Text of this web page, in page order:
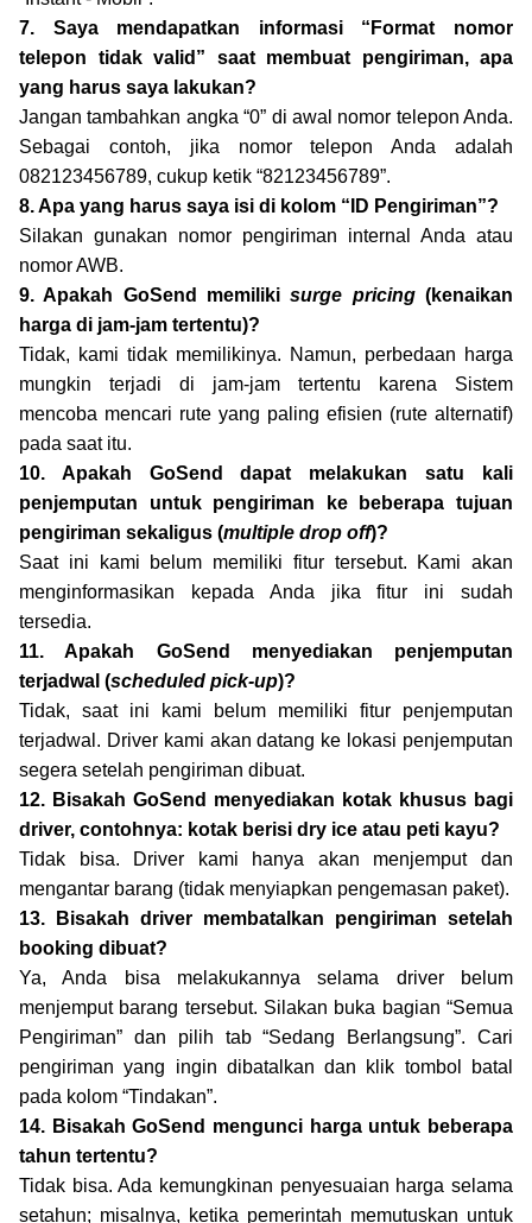
7. Saya mendapatkan informasi “Format nomor
telepon tidak valid” saat membuat pengiriman, apa
yang harus saya lakukan?
Jangan tambahkan angka “0” di awal nomor telepon Anda.
Sebagai contoh, jika nomor telepon Anda adalah
082123456789, cukup ketik “82123456789”.
8. Apa yang harus saya isi di kolom “ID Pengiriman”?
Silakan gunakan nomor pengiriman internal Anda atau
nomor AWB.
9. Apakah GoSend memilikisurge pricing(kenaikan
harga di jam-jam tertentu)?
Tidak, kami tidak memilikinya. Namun, perbedaan harga
mungkin terjadi di jam-jam tertentu karena Sistem
mencoba mencari rute yang paling efisien (rute alternatif)
pada saat itu.
10. Apakah GoSend dapat melakukan satu kali
penjemputan untuk pengiriman ke beberapa tujuan
pengiriman sekaligus (multiple drop off)?
Saat ini kami belum memiliki fitur tersebut. Kami akan
menginformasikan kepada Anda jika fitur ini sudah
tersedia.
11. Apakah GoSend menyediakan penjemputan
terjadwal (scheduled pick-up)?
Tidak, saat ini kami belum memiliki fitur penjemputan
terjadwal. Driver kami akan datang ke lokasi penjemputan
segera setelah pengiriman dibuat.
12. Bisakah GoSend menyediakan kotak khusus bagi
driver, contohnya: kotak berisi dry ice atau peti kayu?
Tidak bisa. Driver kami hanya akan menjemput dan
mengantar barang (tidak menyiapkan pengemasan paket).
13. Bisakah driver membatalkan pengiriman setelah
booking dibuat?
Ya, Anda bisa melakukannya selama driver belum
menjemput barang tersebut. Silakan buka bagian “Semua
Pengiriman” dan pilih tab “Sedang Berlangsung”. Cari
pengiriman yang ingin dibatalkan dan klik tombol batal
pada kolom “Tindakan”.
14. Bisakah GoSend mengunci harga untuk beberapa
tahun tertentu?
Tidak bisa. Ada kemungkinan penyesuaian harga selama
setahun; misalnya, ketika pemerintah memutuskan untuk